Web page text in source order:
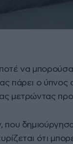
να
πάρει ο ύπνος
μετρώντας
που
ότι